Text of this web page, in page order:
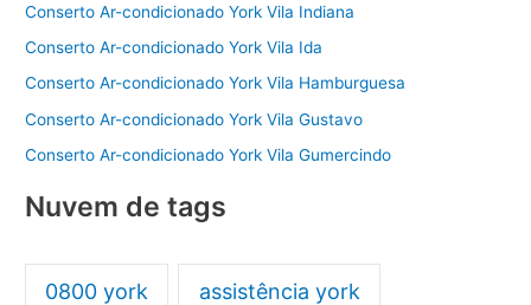
Conserto Ar-condicionado York Vila Indiana
Conserto Ar-condicionado York Vila Ida
Conserto Ar-condicionado York Vila Hamburguesa
Conserto Ar-condicionado York Vila Gustavo
Conserto Ar-condicionado York Vila Gumercindo
Nuvem de tags
0800 york assistência york